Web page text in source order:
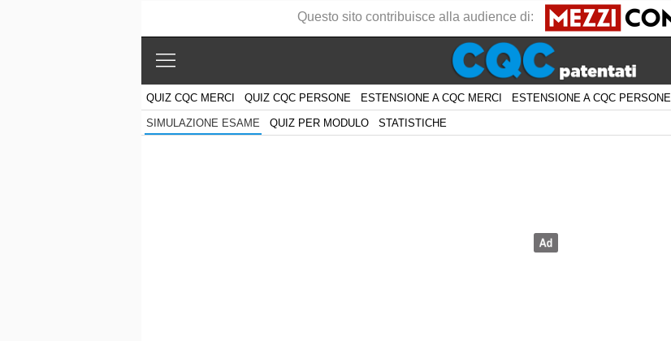
QUIZ CQC MERCI QUIZ CQC PERSONE ESTENSIONE A CQC MERCI ESTENSIONE A CQC PERSONE
SIMULAZIONE ESAME QUIZ PER MODULO STATISTICHE
Questo sito contribuisce alla audience di: